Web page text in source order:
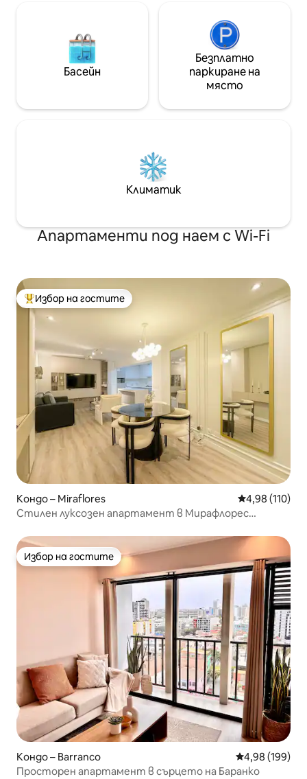
Басейн
Безплатно
паркиране на
място
Климатик
Апартаменти под наем с Wi-Fi
Най-популярен избор на гостите
Избор на гостите
Кондо – Miraflores Средна
4,98 (110)
Стилен луксозен апартамент в Мирафлорес
Избор на гостите
Избор на гостите
Кондо – Barranco Средна
4,98 (199)
Просторен апартамент в сърцето на Баранко